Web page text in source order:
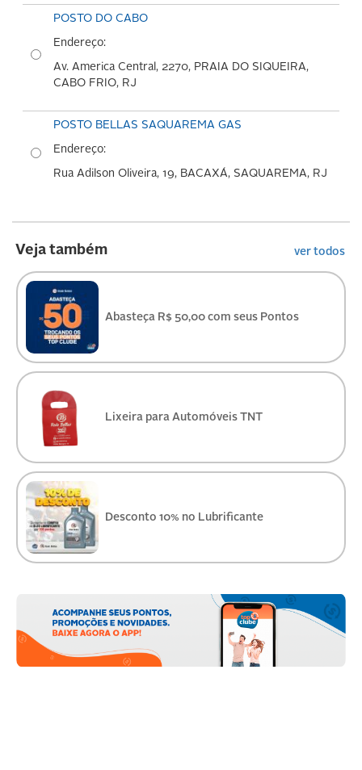
POSTO DO CABO
Endereço:
Av. America Central, 2270, PRAIA DO SIQUEIRA,
CABO FRIO, RJ
POSTO BELLAS SAQUAREMA GAS
Endereço:
Rua Adilson Oliveira, 19, BACAXÁ, SAQUAREMA, RJ
Veja também ver todos
Abasteça R$ 50,00 com seus Pontos
Lixeira para Automóveis TNT
Desconto 10% no Lubrificante